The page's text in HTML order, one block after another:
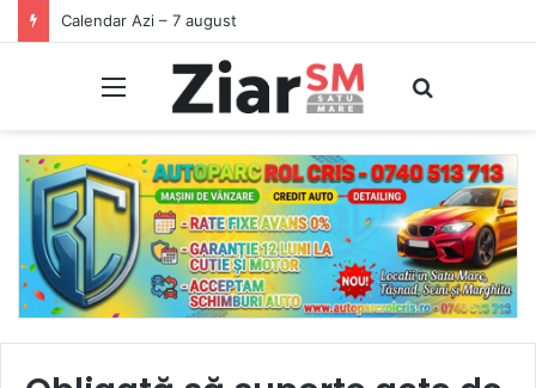
Începeți ziua cu o pastilă…de zâmbet!
Meniu